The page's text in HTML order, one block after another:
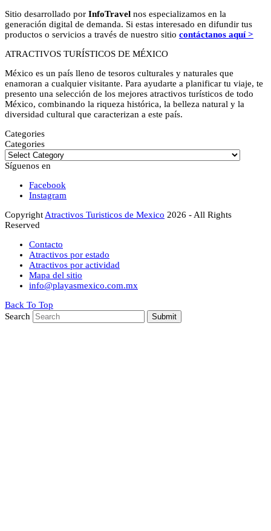
Sitio desarrollado por InfoTravel nos especializamos en la
generación digital de demanda. Si estas interesado en difundir tus
productos o servicios a través de nuestro sitio contáctanos aquí >
ATRACTIVOS TURÍSTICOS DE MÉXICO
México es un país lleno de tesoros culturales y naturales que
enamoran a cualquier visitante. Para ayudarte a planificar tu viaje, te
presento una selección de los mejores atractivos turísticos de todo
México, combinando la riqueza histórica, la belleza natural y la
diversidad cultural que caracterizan a este país.
Categories
Categories
Síguenos en
Facebook
Instagram
CopyrightAtractivos Turisticos de Mexico 2026 - All Rights
Reserved
Contacto
Atractivos por estado
Atractivos por actividad
Mapa del sitio
info@playasmexico.com.mx
Back To Top
Search
Submit